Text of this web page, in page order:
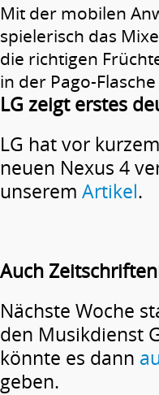
Mit der mobilen
spielerisch das
die richtigen
in der Pago-Flasche
LG zeigt erstes
LG hat vor
neuen Nexus 4
unserem Artikel.
Auch
Nächste Woche
den Musikdienst
könnte es dann
geben.